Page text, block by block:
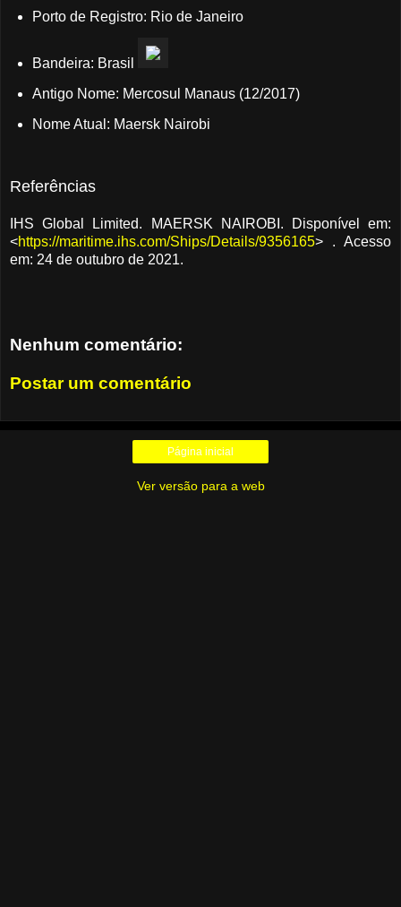
Porto de Registro: Rio de Janeiro
Bandeira: Brasil
Antigo Nome: Mercosul Manaus (12/2017)
Nome Atual: Maersk Nairobi
Referências
IHS Global Limited. MAERSK NAIROBI. Disponível em:
<https://maritime.ihs.com/Ships/Details/9356165> . Acesso
em: 24 de outubro de 2021.
Nenhum comentário:
Postar um comentário
Página inicial
Ver versão para a web